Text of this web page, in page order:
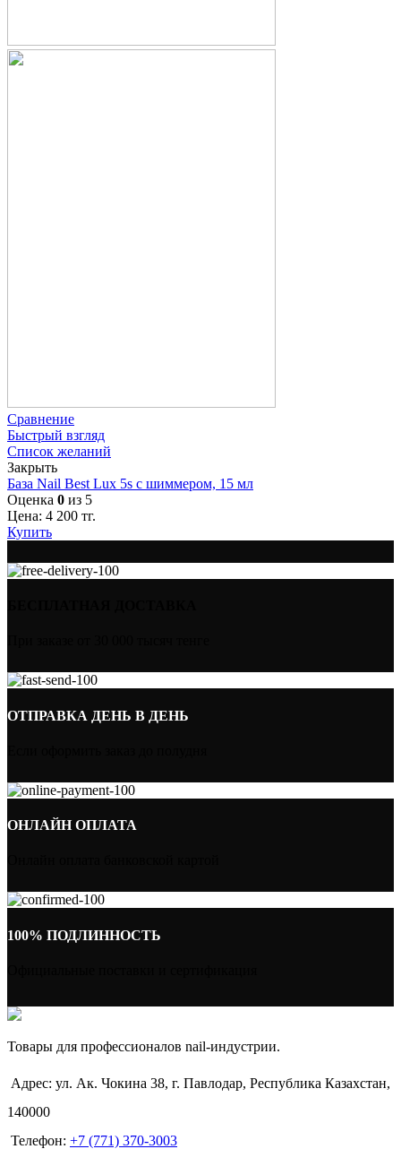
Сравнение
Быстрый взгляд
Список желаний
Закрыть
База Nail Best Lux 5s с шиммером, 15 мл
Оценка 0 из 5
Цена: 4 200 тг.
Купить
ОТПРАВКА ДЕНЬ В ДЕНЬ
ОНЛАЙН ОПЛАТА
100% ПОДЛИННОСТЬ
Товары для профессионалов nail-индустрии.
Адрес: ул. Ак. Чокина 38, г. Павлодар, Республика Казахстан,
140000
Телефон: +7 (771) 370-3003